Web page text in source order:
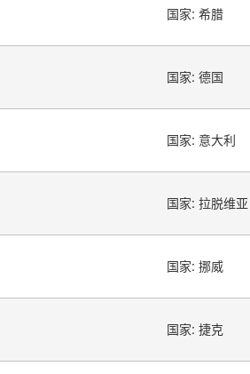
国家: 希腊
国家: 德国
国家: 意大利
国家: 拉脱维亚
国家: 挪威
国家: 捷克